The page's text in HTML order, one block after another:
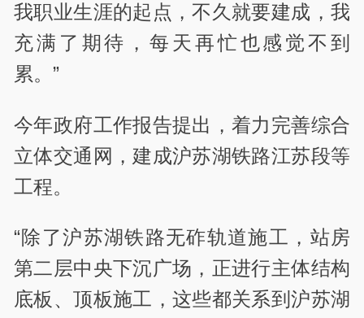
我职业生涯的起点，不久就要建成，我
充满了期待，每天再忙也感觉不到
累。”
今年政府工作报告提出，着力完善综合
立体交通网，建成沪苏湖铁路江苏段等
工程。
“除了沪苏湖铁路无砟轨道施工，站房
第二层中央下沉广场，正进行主体结构
底板、顶板施工，这些都关系到沪苏湖